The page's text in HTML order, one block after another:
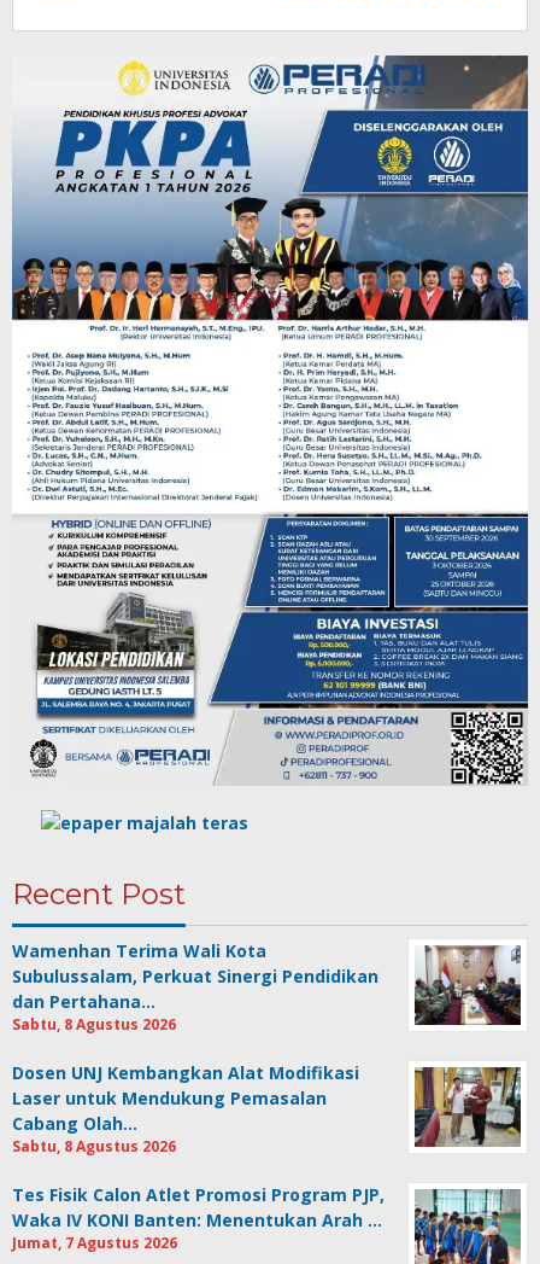
Recent Post
Wamenhan Terima Wali Kota
Subulussalam, Perkuat Sinergi Pendidikan
dan Pertahana…
Sabtu, 8 Agustus 2026
Dosen UNJ Kembangkan Alat Modifikasi
Laser untuk Mendukung Pemasalan
Cabang Olah…
Sabtu, 8 Agustus 2026
Tes Fisik Calon Atlet Promosi Program PJP,
Waka IV KONI Banten: Menentukan Arah …
Jumat, 7 Agustus 2026